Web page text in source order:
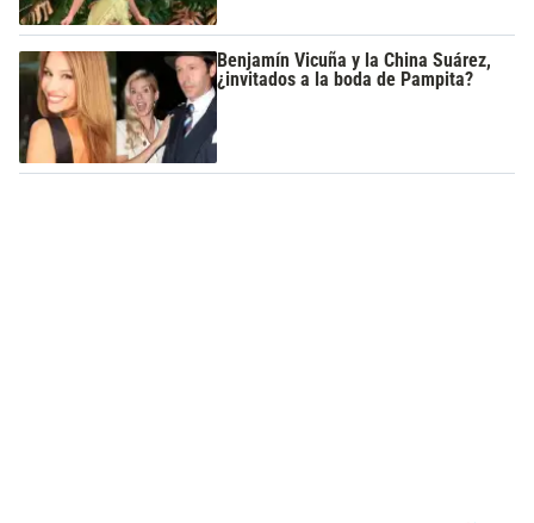
Benjamín Vicuña y la China Suárez,
¿invitados a la boda de Pampita?